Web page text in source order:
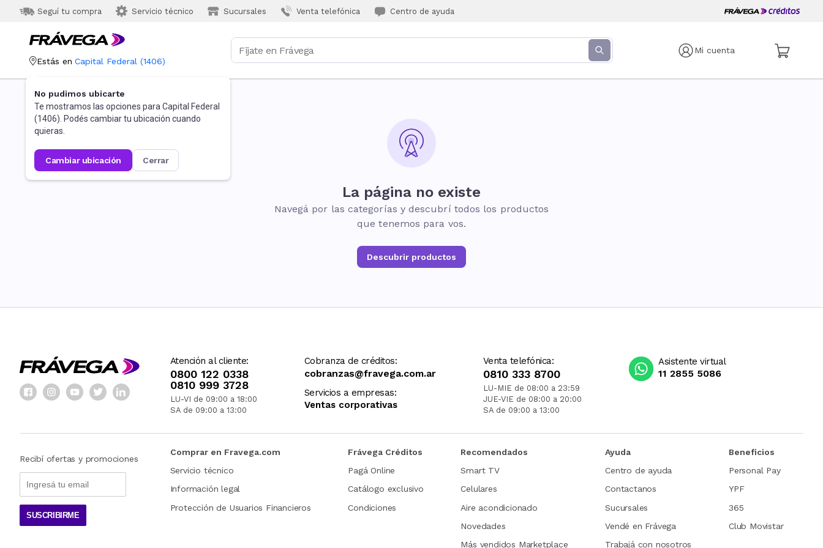
Seguí tu compra Servicio técnico Sucursales Venta telefónica Centro de ayuda
Mi cuenta
Estás en Capital Federal (1406)
No pudimos ubicarte
Te mostramos las opciones para Capital Federal
(1406). Podés cambiar tu ubicación cuando
quieras.
cambiar ubicación cerrar
La página no existe
Navegá por las categorías y descubrí todos los productos
que tenemos para vos.
Descubrir productos
Atención al cliente:
0800 122 0338
0810 999 3728
LU-VI de 09:00 a 18:00
SA de 09:00 a 13:00
Cobranza de créditos:
cobranzas@fravega.com.ar
Servicios a empresas:
Ventas corporativas
Venta telefónica:
0810 333 8700
LU-MIE de 08:00 a 23:59
JUE-VIE de 08:00 a 20:00
SA de 09:00 a 13:00
Asistente virtual
11 2855 5086
Recibí ofertas y promociones
SUSCRIBIRME
Comprar en Fravega.com
Servicio técnico
Información legal
Protección de Usuarios Financieros
Frávega Créditos
Pagá Online
Catálogo exclusivo
Condiciones
Recomendados
Smart TV
Celulares
Aire acondicionado
Novedades
Más vendidos Marketplace
Ayuda
Centro de ayuda
Contactanos
Sucursales
Vendé en Frávega
Trabajá con nosotros
Beneficios
Personal Pay
YPF
365
Club Movistar